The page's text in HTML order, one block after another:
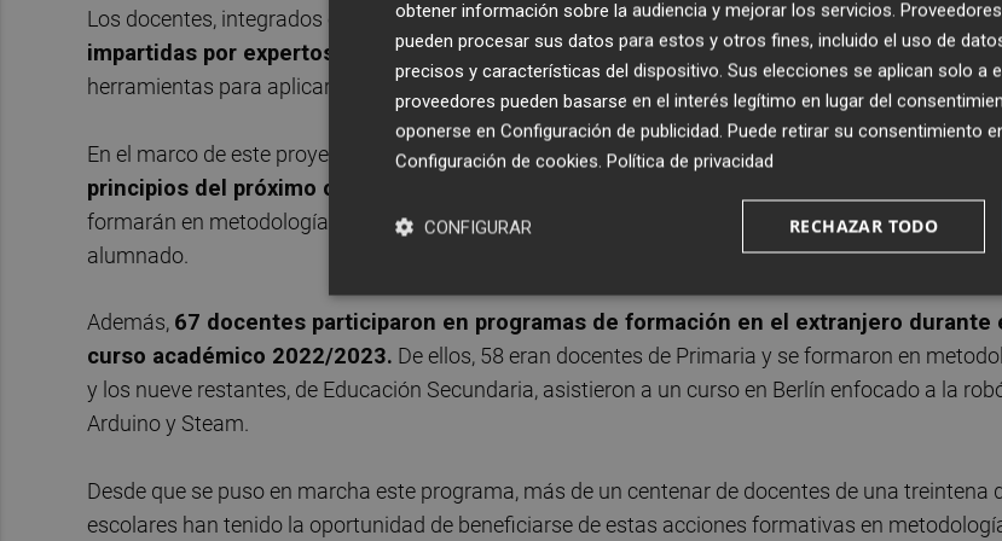
Los docentes, integrados en dos grupos,han asistido a talleres prácticos y sesiones
impartidas por expertos en la materia. El objetivo es que los profesores adquieran nuevas
herramientas para aplicar en su enseñanza diaria.
En el marco de este proyecto
, otros 40 docentes podrán participar de estas acciones
principios del próximo curso escolar 2023/2024.
formarán en metodología Aicle, y otros seis participarán en cursos centrados en la inclusión y
alumnado.
Además, 67 docentes participaron en programas de formación en el extranjero durante
curso académico 2022/2023. De ellos, 58 eran docentes de Primaria y se formaron en
y los nueve restantes, de Educación Secundaria, asistieron a un curso en Berlín enfocado a la
Arduino y Steam.
Desde que se puso en marcha este programa, más de un centenar de docentes de una treintena
escolares han tenido la oportunidad de beneficiarse de estas acciones formativas en
obtener información sobre la audiencia y mejorar los servicios.
pueden procesar sus datos para estos y otros fines, incluido el uso de
precisos y características del dispositivo. Sus elecciones se aplican solo a
proveedores pueden basarse en el interés legítimo en lugar del
oponerse en Configuración de publicidad. Puede retirar su consentimiento
Configuración de cookies. Política de privacidad
RECHAZAR TODO
CONFIGURAR